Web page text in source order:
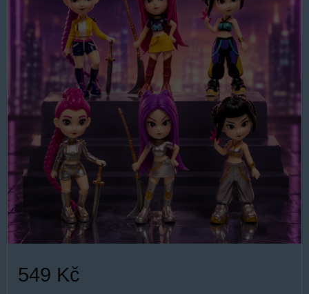
549 Kč